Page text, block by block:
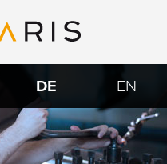
DE EN